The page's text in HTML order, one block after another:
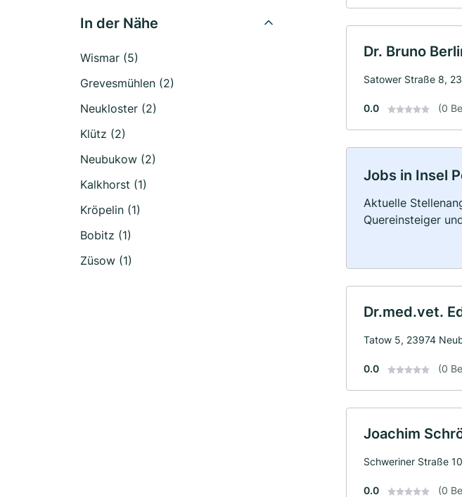
In der Nähe
Wismar (5)
Grevesmühlen (2)
Neukloster (2)
Klütz (2)
Neubukow (2)
Kalkhorst (1)
Kröpelin (1)
Bobitz (1)
Züsow (1)
Dr. Bruno
Satower Straße 8,
0.0 (0
Jobs in Insel
Aktuelle
Quereinsteiger
Dr.med.vet.
Tatow 5, 23974
0.0 (0
Joachim
Schweriner Straße
0.0 (0